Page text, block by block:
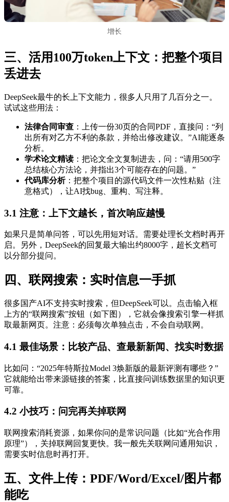
增长
三、活用100万token上下文：把整个项目
丢进去
DeepSeek最牛的长上下文能力，很多人只用了几百分之一。
试试这些用法：
法律合同审查 ：上传一份30页的合同PDF，直接问：“列
出所有对乙方不利的条款，并给出修改建议。”AI能逐条
分析。
学术论文精读 ：把论文全文复制进去，问：“请用500字
总结核心方法论，并指出3个可能存在的问题。”
代码库分析：把整个项目的源代码文件一次性粘贴（注
意格式），让AI找bug、重构、写注释。
3.1 注意：上下文越长，首次响应越慢
如果只是简单问答，可以先用短对话。需要处理长文档时再开
启。另外，DeepSeek的回复最大输出约8000字，超长文档可
以分部分提问。
四、联网搜索：实时信息一手抓
很多国产AI不支持实时搜索，但DeepSeek可以。点击输入框
上方的“联网搜索”按钮（如下图），它就会像搜索引擎一样抓
取最新网页。注意：必须每次单独点击，不会自动联网。
4.1 最佳场景：比较产品、查最新新闻、找实时数据
比如问：“2025年特斯拉Model 3焕新版的最新评测有哪些？”
它就能给出带来源链接的答案，比直接问训练数据里的知识更
可靠。
4.2 小技巧：问完再关掉联网
联网搜索消耗资源，如果你问的是常识问题（比如“光合作用
原理”），关掉联网回复更快。我一般先关联网问通用知识，
需要实时信息时再打开。
五、文件上传：PDF/Word/Excel/图片都
能吃